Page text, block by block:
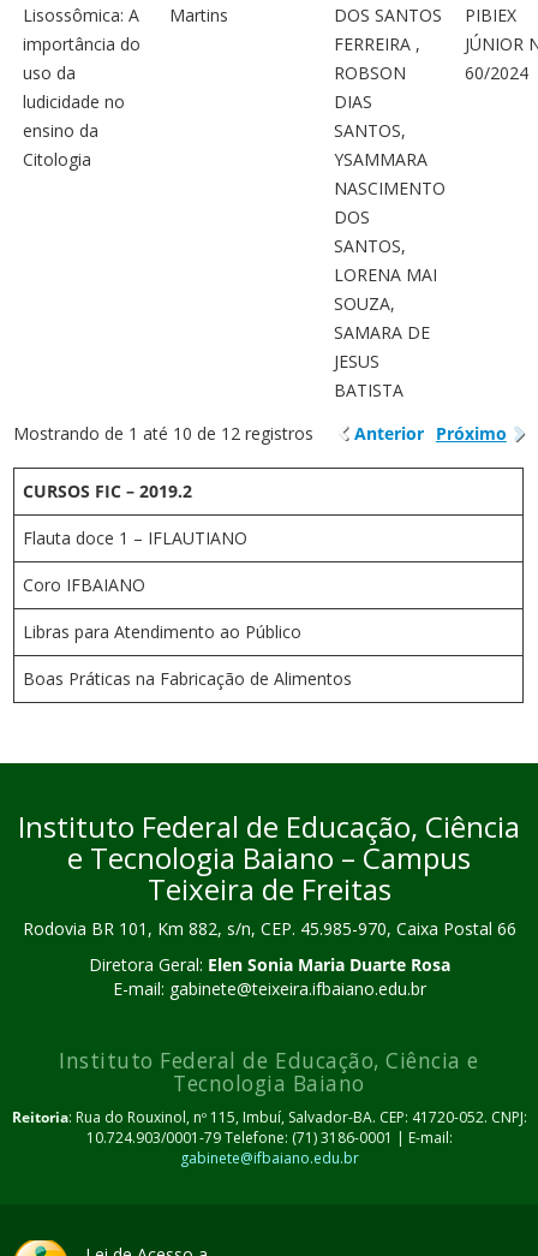
Lisossômica: A
importância do
uso da
ludicidade no
ensino da
Citologia
Martins
DOS SANTOS
FERREIRA ,
ROBSON
DIAS
SANTOS,
YSAMMARA
NASCIMENTO
DOS
SANTOS,
LORENA MAI
SOUZA,
SAMARA DE
JESUS
BATISTA
PIBIEX
JÚNIOR
60/2024
Mostrando de 1 até 10 de 12 registros Anterior Próximo
CURSOS FIC – 2019.2
Flauta doce 1 – IFLAUTIANO
Coro IFBAIANO
Libras para Atendimento ao Público
Boas Práticas na Fabricação de Alimentos
Instituto Federal de Educação, Ciência
e Tecnologia Baiano – Campus
Teixeira de Freitas
Rodovia BR 101, Km 882, s/n, CEP. 45.985-970, Caixa Postal 66
Diretora Geral: Elen Sonia Maria Duarte Rosa
E-mail: gabinete@teixeira.ifbaiano.edu.br
Instituto Federal de Educação, Ciência e
Tecnologia Baiano
Reitoria: Rua do Rouxinol, nº 115, Imbuí, Salvador-BA. CEP: 41720-052. CNPJ:
10.724.903/0001-79 Telefone: (71) 3186-0001 | E-mail:
gabinete@ifbaiano.edu.br